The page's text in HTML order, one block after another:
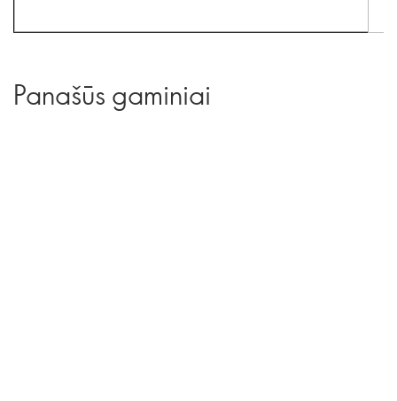
Panašūs gaminiai